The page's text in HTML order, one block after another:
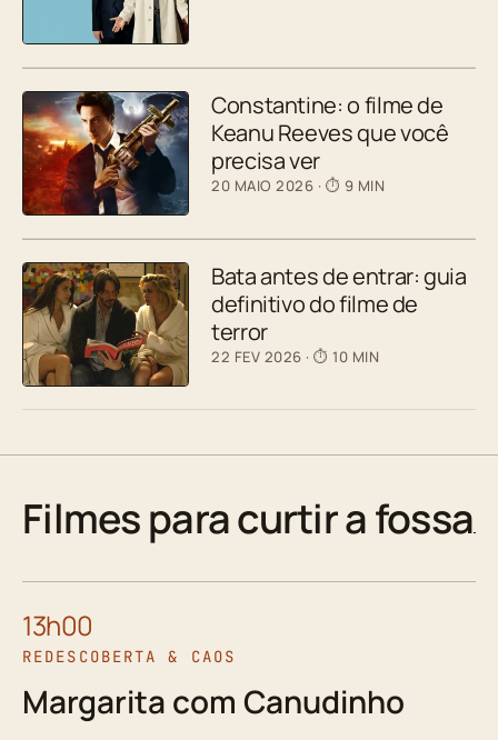
Constantine: o filme de
Keanu Reeves que você
precisa ver
20 MAIO 2026 · ⏱ 9 MIN
Bata antes de entrar: guia
definitivo do filme de
terror
22 FEV 2026 · ⏱ 10 MIN
Filmes para curtir a fossa
13h00
REDESCOBERTA & CAOS
Margarita com Canudinho